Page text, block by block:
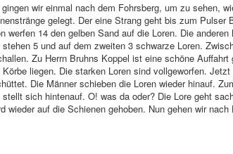
wir einmal nach dem Fohrsberg, um zu sehen,
gelegt. Der eine Strang geht bis zum
werfen 14 den gelben Sand auf die Loren. Die
5 und auf dem zweiten 3 schwarze Loren.
Zu Herrn Bruhns Koppel ist eine schöne
liegen. Die starken Loren sind vollgeworfen.
Die Männer schieben die Loren wieder hinauf.
sich hintenauf. O! was da oder? Die Lore geht
wieder auf die Schienen gehoben. Nun gehen wir nach